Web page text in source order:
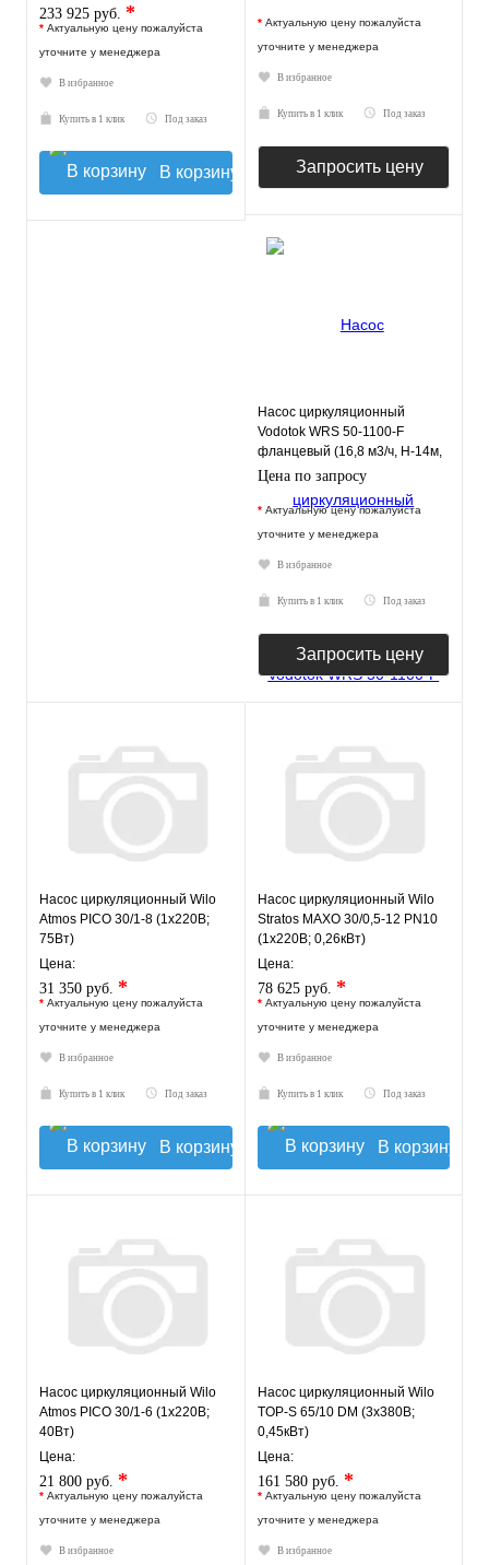
233 925 руб. *
* Актуальную цену пожалуйста
уточните у менеджера
В избранное
Купить в 1 клик Под заказ
В корзину
* Актуальную цену пожалуйста
уточните у менеджера
В избранное
Купить в 1 клик Под заказ
Запросить цену
Насос циркуляционный
Vodotok WRS 50-1100-F
фланцевый (16,8 м3/ч, Н-14м,
280мм)
Цена по запросу
* Актуальную цену пожалуйста
уточните у менеджера
В избранное
Купить в 1 клик Под заказ
Запросить цену
Насос циркуляционный Wilo
Atmos PICO 30/1-8 (1х220В;
75Вт)
Цена:
31 350 руб. *
* Актуальную цену пожалуйста
уточните у менеджера
В избранное
Купить в 1 клик Под заказ
В корзину
Насос циркуляционный Wilo
Stratos MAXO 30/0,5-12 PN10
(1х220В; 0,26кВт)
Цена:
78 625 руб. *
* Актуальную цену пожалуйста
уточните у менеджера
В избранное
Купить в 1 клик Под заказ
В корзину
Насос циркуляционный Wilo
Atmos PICO 30/1-6 (1х220В;
40Вт)
Цена:
21 800 руб. *
* Актуальную цену пожалуйста
уточните у менеджера
В избранное
Насос циркуляционный Wilo
TOP-S 65/10 DM (3х380В;
0,45кВт)
Цена:
161 580 руб. *
* Актуальную цену пожалуйста
уточните у менеджера
В избранное